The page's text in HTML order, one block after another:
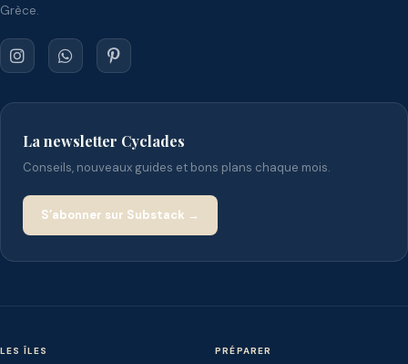
Grèce.
La newsletter Cyclades
Conseils, nouveaux guides et bons plans chaque mois.
S’abonner sur Substack →
LES ÎLES PRÉPARER